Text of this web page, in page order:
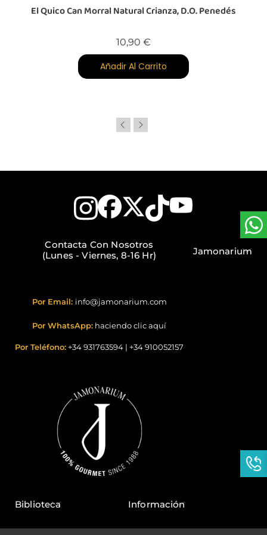
El Quico Can Morral Natural Crianza, D.O. Penedés
10,90 €
Añadir Al Carrito
Contacta Con Nosotros
(Lunes - Viernes, 8-16 Hr)
Por Email: info@jamonarium.com
Por WhatsApp: haciendo clic aquí
Por Teléfono: +34 931763594 | +34 910052157
Jamonarium
Biblioteca Información